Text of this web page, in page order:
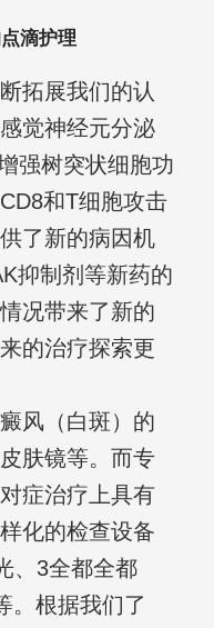
滴护理
拓展我们的认
觉神经元分泌
强树突状细胞功
和T细胞攻击
了新的病因机
抑制剂等新药的
况带来了新的
的治疗探索更
风（白斑）的
肤镜等。而专
症治疗上具有
化的检查设备
、3全都全都
。根据我们了